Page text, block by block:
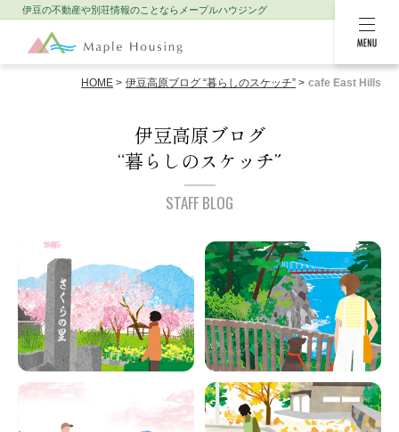
伊豆の不動産や別荘情報のことなら メープルハウジング
HOME 伊豆高原ブログ “暮らしのスケッチ” cafe East Hills
伊豆高原ブログ
“暮らしのスケッチ”
STAFF BLOG